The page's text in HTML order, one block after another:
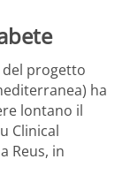
progetto
ha
lontano il
Clinical
Reus, in